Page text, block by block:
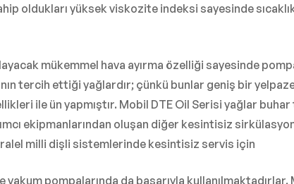
oldukları yüksek viskozite indeksi sayesinde sıcaklık
mükemmel hava ayırma özelliği sayesinde
tercih ettiği yağlardır; çünkü bunlar geniş bir
ile ün yapmıştır. Mobil DTE Oil Serisi yağlar
ekipmanlarından oluşan diğer kesintisiz
milli dişli sistemlerinde kesintisiz servis için
pompalarında da başarıyla kullanılmaktadırlar.